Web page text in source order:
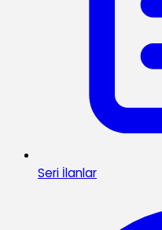
Seri İlanlar